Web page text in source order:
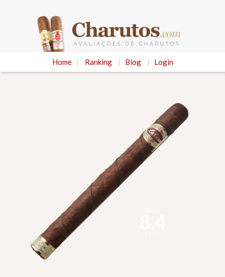
Home | Ranking | Blog | Login